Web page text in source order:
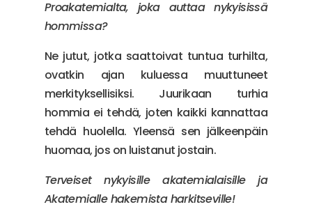
Proakatemialta, joka auttaa nykyisissä
hommissa?
Ne jutut, jotka saattoivat tuntua turhilta,
ovatkin ajan kuluessa muuttuneet
merkityksellisiksi. Juurikaan turhia
hommia ei tehdä, joten kaikki kannattaa
tehdä huolella. Yleensä sen jälkeenpäin
huomaa, jos on luistanut jostain.
Terveiset nykyisille akatemialaisille ja
Akatemialle hakemista harkitseville!